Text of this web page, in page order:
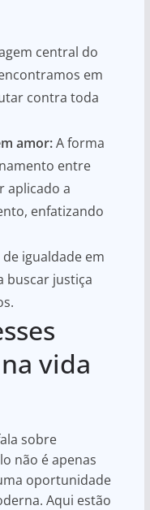
central do
em
contra toda
amor:A forma
entre
aplicado a
enfatizando
igualdade em
buscar justiça
vida
sobre
não é apenas
oportunidade
Aqui estão